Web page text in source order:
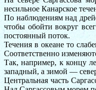
несильное Канарское
По наблюдениям над
чтобы обойти вокруг
постоянный поток.
Течения в океане то
Соответственно
Так, например, к концу
западный, а зимой —
Центральная часть